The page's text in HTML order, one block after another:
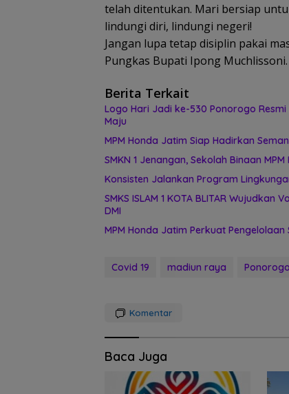
telah ditentukan. Mari bersiap
lindungi diri, lindungi negeri!
Jangan lupa tetap disiplin pakai
Pungkas Bupati Ipong Muchlissoni.
Berita Terkait
Logo Hari Jadi ke-530 Ponorogo
Maju
MPM Honda Jatim Siap Hadirkan
SMKN 1 Jenangan, Sekolah Binaan
Konsisten Jalankan Program
SMKS ISLAM 1 KOTA BLITAR
DMI
MPM Honda Jatim Perkuat Pengelolaan
Covid 19 madiun raya Ponorogo
Komentar
Baca Juga